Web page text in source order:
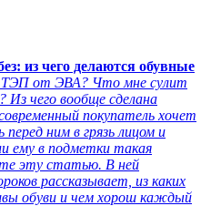
из чего делаются обувные
ТЭП от ЭВА? Что мне сулит
чего вообще сделана
покупатель хочет
ним в грязь лицом и
ему в подметки такая
эту статью. В ней
рассказывает, из каких
обуви и чем хорош каждый